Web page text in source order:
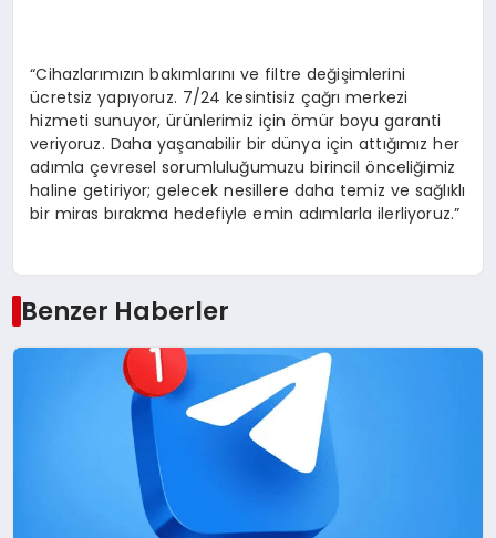
“Cihazlarımızın bakımlarını ve filtre değişimlerini
ücretsiz yapıyoruz. 7/24 kesintisiz çağrı merkezi
hizmeti sunuyor, ürünlerimiz için ömür boyu garanti
veriyoruz. Daha yaşanabilir bir dünya için attığımız her
adımla çevresel sorumluluğumuzu birincil önceliğimiz
haline getiriyor; gelecek nesillere daha temiz ve sağlıklı
bir miras bırakma hedefiyle emin adımlarla ilerliyoruz.”
Benzer Haberler